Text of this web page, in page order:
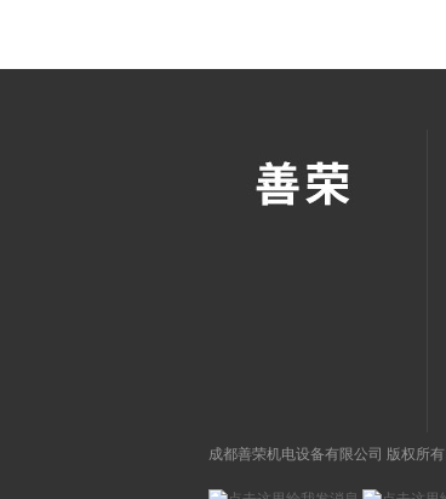
成都善荣机电设备有限公司 版权所有